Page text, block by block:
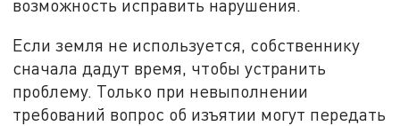
возможность исправить нарушения.
Если земля не используется, собственнику
сначала дадут время, чтобы устранить
проблему. Только при невыполнении
требований вопрос об изъятии могут передать